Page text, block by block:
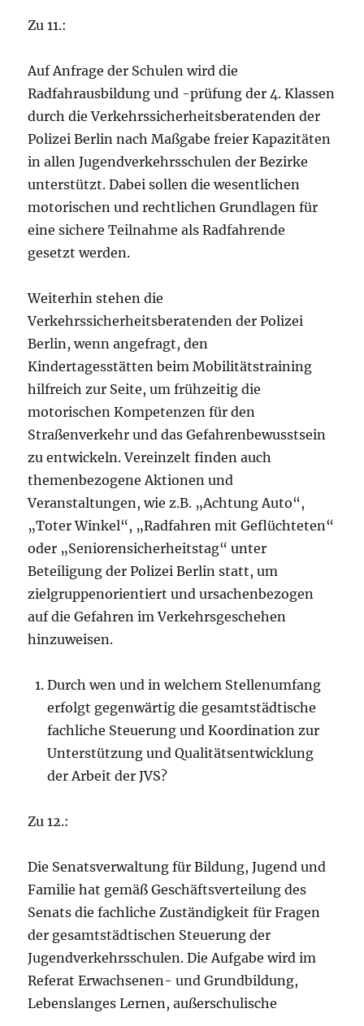
Zu 11.:
Auf Anfrage der Schulen wird die
Radfahrausbildung und -prüfung der 4. Klassen
durch die Verkehrssicherheitsberatenden der
Polizei Berlin nach Maßgabe freier Kapazitäten
in allen Jugendverkehrsschulen der Bezirke
unterstützt. Dabei sollen die wesentlichen
motorischen und rechtlichen Grundlagen für
eine sichere Teilnahme als Radfahrende
gesetzt werden.
Weiterhin stehen die
Verkehrssicherheitsberatenden der Polizei
Berlin, wenn angefragt, den
Kindertagesstätten beim Mobilitätstraining
hilfreich zur Seite, um frühzeitig die
motorischen Kompetenzen für den
Straßenverkehr und das Gefahrenbewusstsein
zu entwickeln. Vereinzelt finden auch
themenbezogene Aktionen und
Veranstaltungen, wie z.B. „Achtung Auto“,
„Toter Winkel“, „Radfahren mit Geflüchteten“
oder „Seniorensicherheitstag“ unter
Beteiligung der Polizei Berlin statt, um
zielgruppenorientiert und ursachenbezogen
auf die Gefahren im Verkehrsgeschehen
hinzuweisen.
Durch wen und in welchem Stellenumfang
erfolgt gegenwärtig die gesamtstädtische
fachliche Steuerung und Koordination zur
Unterstützung und Qualitätsentwicklung
der Arbeit der JVS?
Zu 12.:
Die Senatsverwaltung für Bildung, Jugend und
Familie hat gemäß Geschäftsverteilung des
Senats die fachliche Zuständigkeit für Fragen
der gesamtstädtischen Steuerung der
Jugendverkehrsschulen. Die Aufgabe wird im
Referat Erwachsenen- und Grundbildung,
Lebenslanges Lernen, außerschulische